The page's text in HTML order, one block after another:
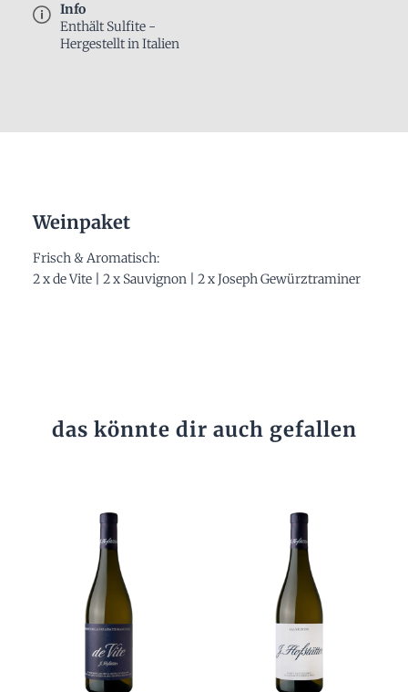
Info
Enthält Sulfite -
Hergestellt in Italien
Weinpaket
Frisch & Aromatisch:
2 x de Vite | 2 x Sauvignon | 2 x Joseph Gewürztraminer
das könnte dir auch gefallen